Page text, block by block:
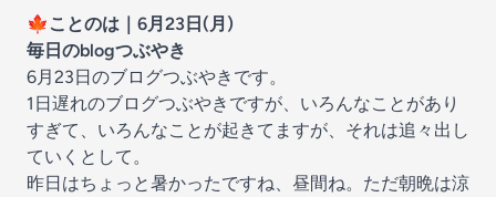
🍁 ことのは｜6月23日(月)
毎日のblogつぶやき
6月23日のブログつぶやきです。
1日遅れのブログつぶやきですが、いろんなことがあり
すぎて、いろんなことが起きてますが、それは追々出し
ていくとして。
昨日はちょっと暑かったですね、昼間ね。ただ朝晩は涼